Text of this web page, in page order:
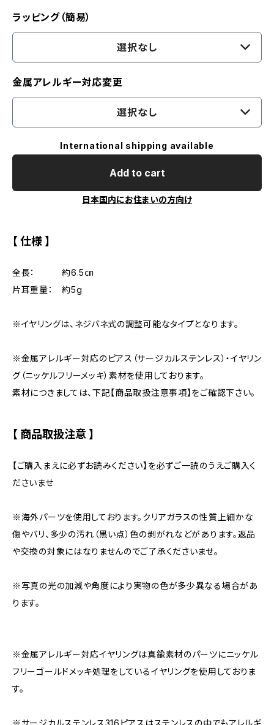
ラッピング（簡易）
選択なし
金属アレルギー対応変更
選択なし
International shipping available
Add to cart
日本国内にお住まいの方向け
【 仕様 】
全長： 約6.5㎝
片耳重量： 約5g
※イヤリングは、ネジバネ式の調整可能なタイプとなります。
※金属アレルギー対応のピアス（サージカルステンレス）・イヤリン
グ（ニッケルフリーメッキ）素材を使用しております。
素材につきましては、下記【商品取扱注意事項】をご確認下さい。
【 商品取扱注意 】
【ご購入まえに必ずお読みください】を必ずご一読のうえご購入く
ださいませ
※海外パーツを使用しております。クリアガラスの性質上細かな
傷やバリ、多少の汚れ（黒い点）色の剥がれなどがあります。返品
や交換の対象にはなりませんのでご了承くださいませ。
※写真の光の加減や角度により実物の色が多少異なる場合があ
ります。
※金属アレルギー対応イヤリングは真鍮素材のパーツにニッケル
フリーゴールドメッキ処理をしているイヤリングを使用しておりま
す。
※サージカルステンレス316ピアスはステンレスの中でもアレルギ